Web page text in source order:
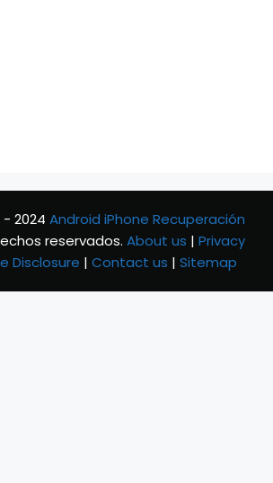
2024 Android iPhone Recuperación
reservados. About us | Privacy
Disclosure | Contact us | Sitemap